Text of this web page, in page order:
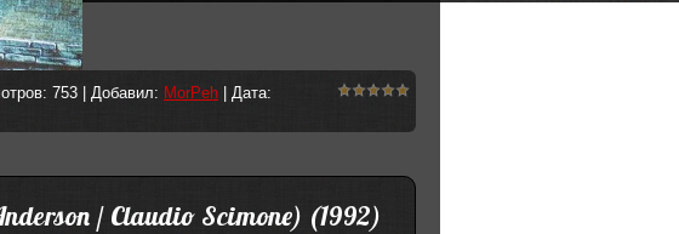
753 | Добавил: MorPeh | Дата:
/ Claudio Scimone) (1992)